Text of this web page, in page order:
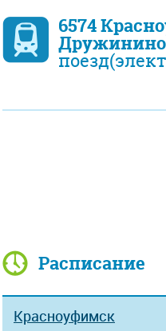
6574
Дружинино
Расписание
Красноуфимск